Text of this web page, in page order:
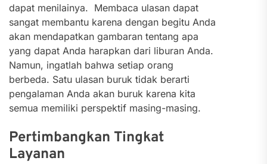
dapat menilainya. Membaca ulasan dapat
sangat membantu karena dengan begitu Anda
akan mendapatkan gambaran tentang apa
yang dapat Anda harapkan dari liburan Anda.
Namun, ingatlah bahwa setiap orang
berbeda. Satu ulasan buruk tidak berarti
pengalaman Anda akan buruk karena kita
semua memiliki perspektif masing-masing.
Pertimbangkan Tingkat
Layanan